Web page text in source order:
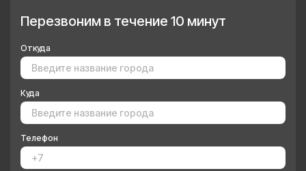
Перезвоним в течение 10 минут
Откуда
Куда
Телефон